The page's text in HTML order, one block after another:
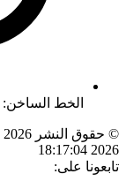
الخط الساخن:
© حقوق النشر 2026 وزارة الخارجية
2026 18:17:04
تابعونا على: